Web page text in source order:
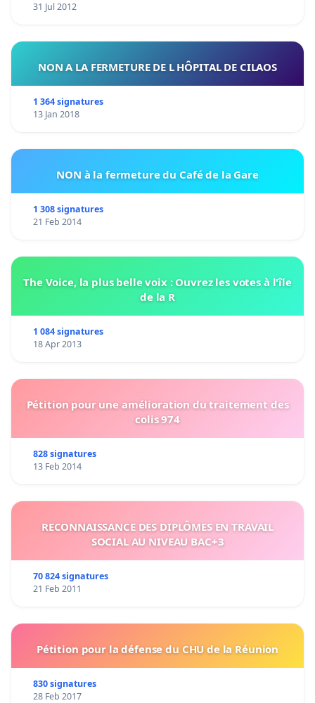
31 Jul 2012
NON A LA FERMETURE DE L HÔPITAL DE CILAOS
1 364 signatures
13 Jan 2018
NON à la fermeture du Café de la Gare
1 308 signatures
21 Feb 2014
The Voice, la plus belle voix : Ouvrez les votes à l'île
de la R
1 084 signatures
18 Apr 2013
Pétition pour une amélioration du traitement des
colis 974
828 signatures
13 Feb 2014
RECONNAISSANCE DES DIPLÔMES EN TRAVAIL
SOCIAL AU NIVEAU BAC+3
70 824 signatures
21 Feb 2011
Pétition pour la défense du CHU de la Réunion
830 signatures
28 Feb 2017